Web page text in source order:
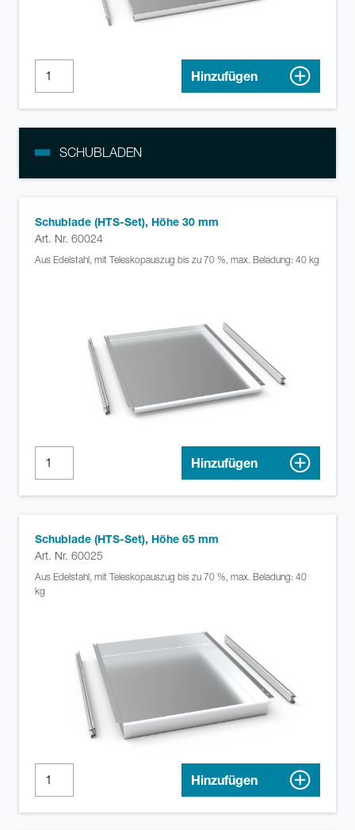
Hinzufügen
SCHUBLADEN
Schublade (HTS-Set), Höhe 30 mm
Art. Nr. 60024
Aus Edelstahl, mit Teleskopauszug bis zu 70 %, max. Beladung: 40 kg
Hinzufügen
Schublade (HTS-Set), Höhe 65 mm
Art. Nr. 60025
Aus Edelstahl, mit Teleskopauszug bis zu 70 %, max. Beladung: 40
kg
Hinzufügen